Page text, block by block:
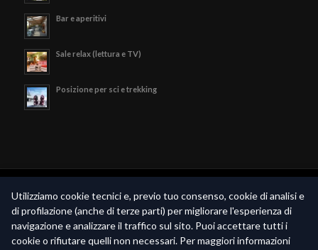
Bar e aperitivi
Sale relax (lettura e TV)
Posizione per sci e trekking
Realizzato daPiramedia.it
Utilizziamo cookie tecnici e, previo tuo consenso, cookie di analisi e
di profilazione (anche di terze parti) per migliorare l'esperienza di
navigazione e analizzare il traffico sul sito. Puoi accettare tutti i
cookie o rifiutare quelli non necessari. Per maggiori informazioni